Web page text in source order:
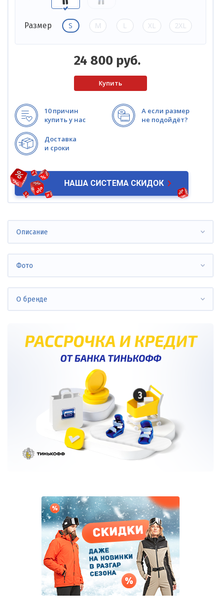
Размер S M L XL 2XL
24 800 руб.
10 причин
купить у нас
А если размер
не подойдёт?
Доставка
и сроки
НАША СИСТЕМА СКИДОК
Описание
Фото
О бренде